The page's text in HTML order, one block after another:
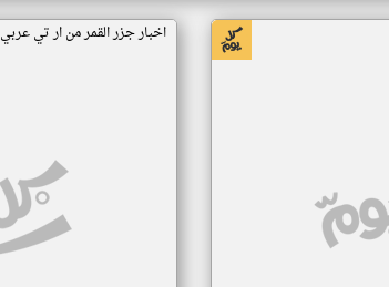
اخبار جزر القمر من ار تي عربي